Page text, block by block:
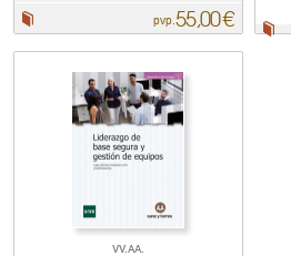
pvp.55,00 €
VV.AA.